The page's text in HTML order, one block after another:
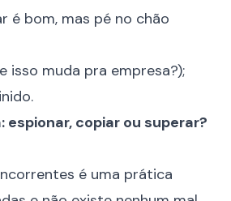
é bom, mas pé no chão
isso muda pra empresa?);
espionar, copiar ou superar?
é uma prática